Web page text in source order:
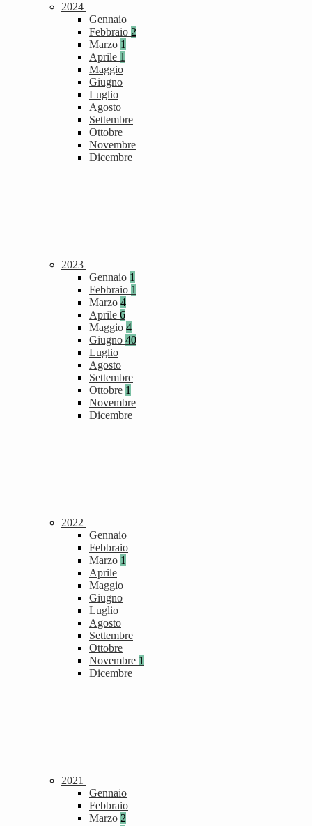
2024
Gennaio
Febbraio 2
Marzo 1
Aprile 1
Maggio
Giugno
Luglio
Agosto
Settembre
Ottobre
Novembre
Dicembre
2023
Gennaio 1
Febbraio 1
Marzo 4
Aprile 6
Maggio 4
Giugno 40
Luglio
Agosto
Settembre
Ottobre 1
Novembre
Dicembre
2022
Gennaio
Febbraio
Marzo 1
Aprile
Maggio
Giugno
Luglio
Agosto
Settembre
Ottobre
Novembre 1
Dicembre
2021
Gennaio
Febbraio
Marzo 2